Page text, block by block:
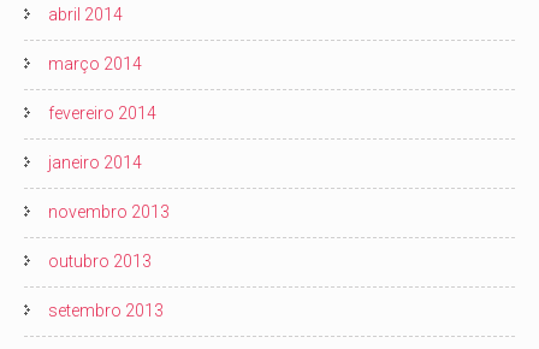
abril 2014
março 2014
fevereiro 2014
janeiro 2014
novembro 2013
outubro 2013
setembro 2013